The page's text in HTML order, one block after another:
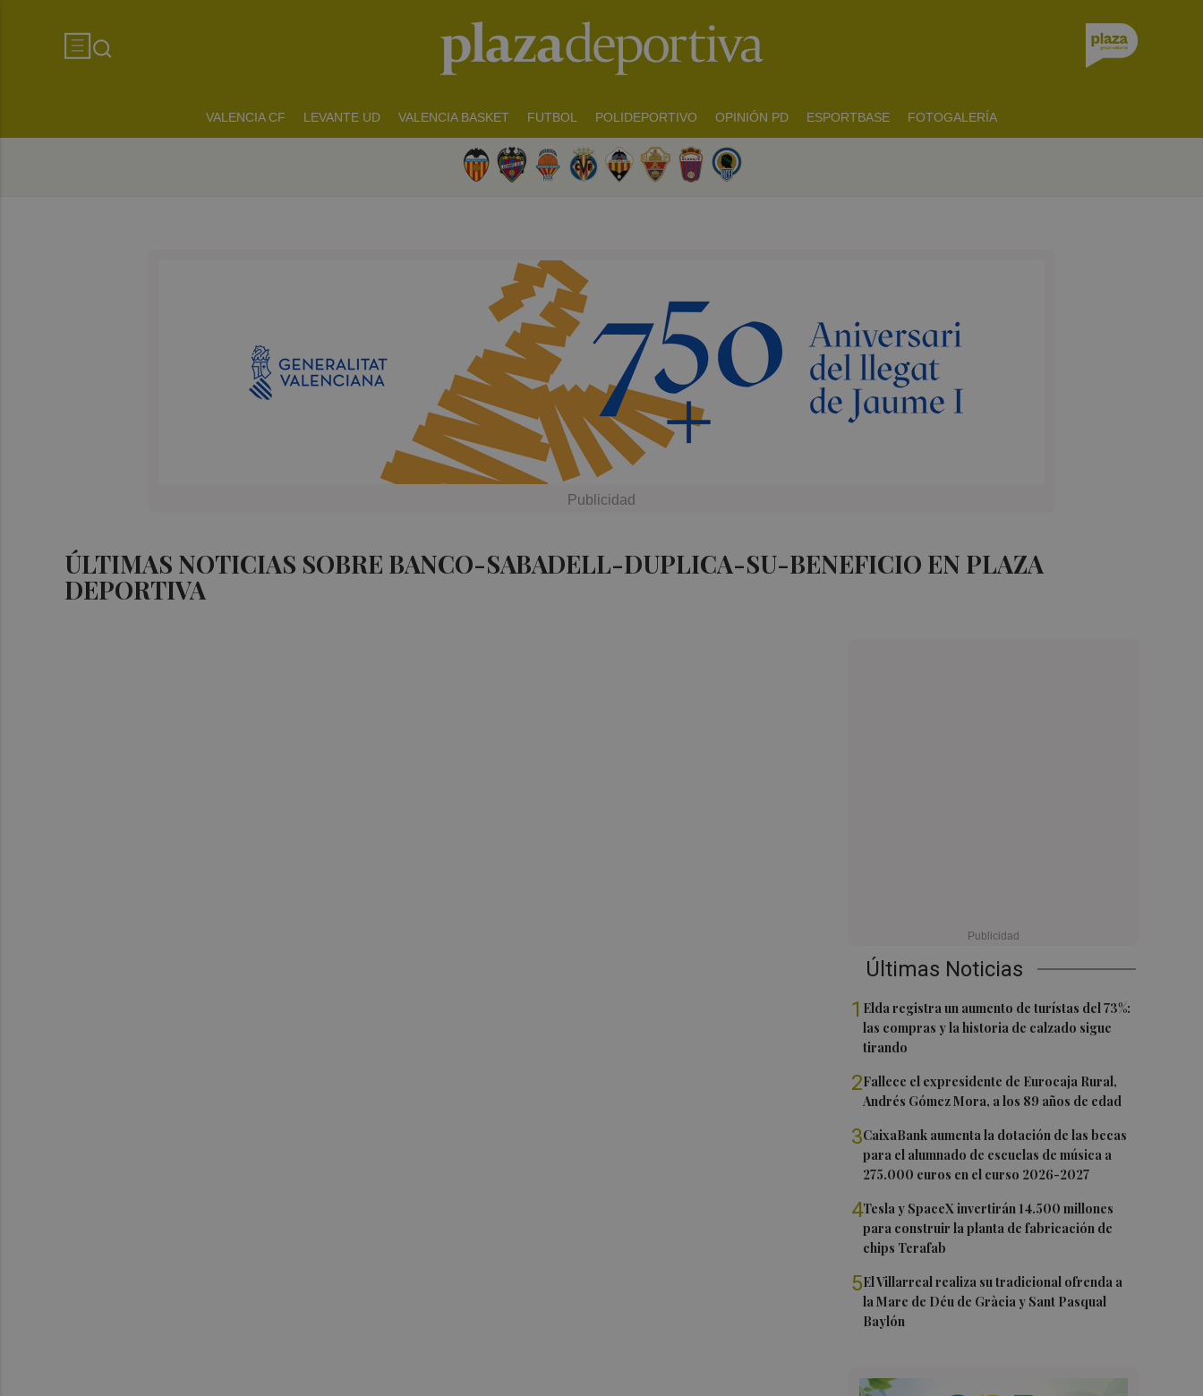
VALENCIA CF LEVANTE UD VALENCIA BASKET FUTBOL POLIDEPORTIVO OPINIÓN PD ESPORTBASE FOTOGALERÍA
ÚLTIMAS NOTICIAS SOBRE BANCO-SABADELL-DUPLICA-SU-BENEFICIO EN PLAZA
DEPORTIVA
Últimas Noticias
1 Elda registra un aumento de turístas del 73%:
las compras y la historia de calzado sigue
tirando
2Fallece el expresidente de Eurocaja Rural,
Andrés Gómez Mora, a los 89 años de edad
3CaixaBank aumenta la dotación de las becas
para el alumnado de escuelas de música a
275.000 euros en el curso 2026-2027
4Tesla y SpaceX invertirán 14.500 millones
para construir la planta de fabricación de
chips Terafab
5El Villarreal realiza su tradicional ofrenda a
la Mare de Déu de Gràcia y Sant Pasqual
Baylón